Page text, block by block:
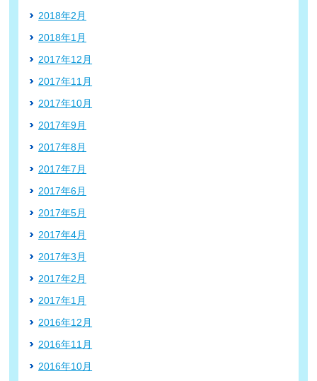
2018年2月
2018年1月
2017年12月
2017年11月
2017年10月
2017年9月
2017年8月
2017年7月
2017年6月
2017年5月
2017年4月
2017年3月
2017年2月
2017年1月
2016年12月
2016年11月
2016年10月